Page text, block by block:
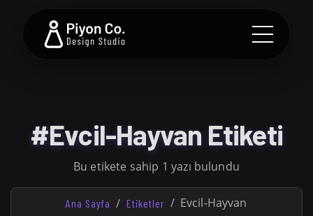
#Evcil-Hayvan Etiketi
Bu etikete sahip 1 yazı bulundu
Ana Sayfa Etiketler Evcil-Hayvan